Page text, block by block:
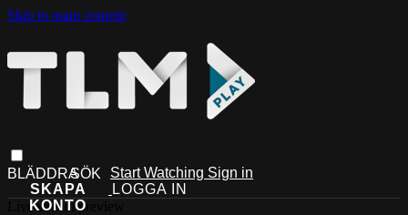
Skip to main content
Start Watching Sign in
Live stream preview